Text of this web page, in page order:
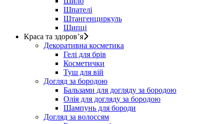
Шпателі
Штангенциркуль
Щипці
Краса та здоров’я
Декоративна косметика
Гелі для брів
Косметички
Туш для вій
Догляд за бородою
Бальзами для догляду за бородою
Олія для догляду за бородою
Шампунь для бороди
Догляд за волоссям